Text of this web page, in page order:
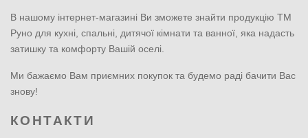
В нашому інтернет-магазині Ви зможете знайти продукцію ТМ
Руно для кухні, спальні, дитячої кімнати та ванної, яка надасть
затишку та комфорту Вашій оселі.
Ми бажаємо Вам приємних покупок та будемо раді бачити Вас
знову!
КОНТАКТИ